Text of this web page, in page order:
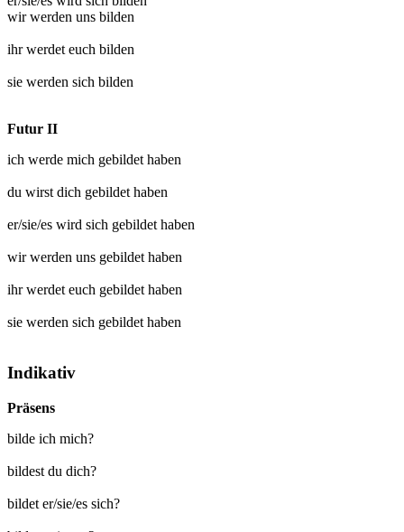
wir werden uns bilden
ihr werdet euch bilden
sie werden sich bilden
Futur II
ich werde mich gebildet haben
du wirst dich gebildet haben
er/sie/es wird sich gebildet haben
wir werden uns gebildet haben
ihr werdet euch gebildet haben
sie werden sich gebildet haben
Indikativ
Präsens
bilde ich mich?
bildest du dich?
bildet er/sie/es sich?